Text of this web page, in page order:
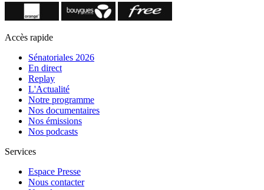
Accès rapide
Sénatoriales 2026
En direct
Replay
L'Actualité
Notre programme
Nos documentaires
Nos émissions
Nos podcasts
Services
Espace Presse
Nous contacter